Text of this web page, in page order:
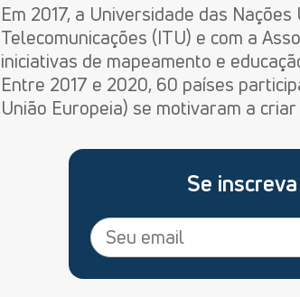
Em 2017, a Universidade das
Telecomunicações (ITU) e com a
iniciativas de mapeamento e
Entre 2017 e 2020, 60 países
União Europeia) se motivaram a
Se